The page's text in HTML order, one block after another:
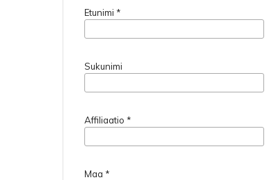
Etunimi *
Sukunimi
Affiliaatio *
Maa *